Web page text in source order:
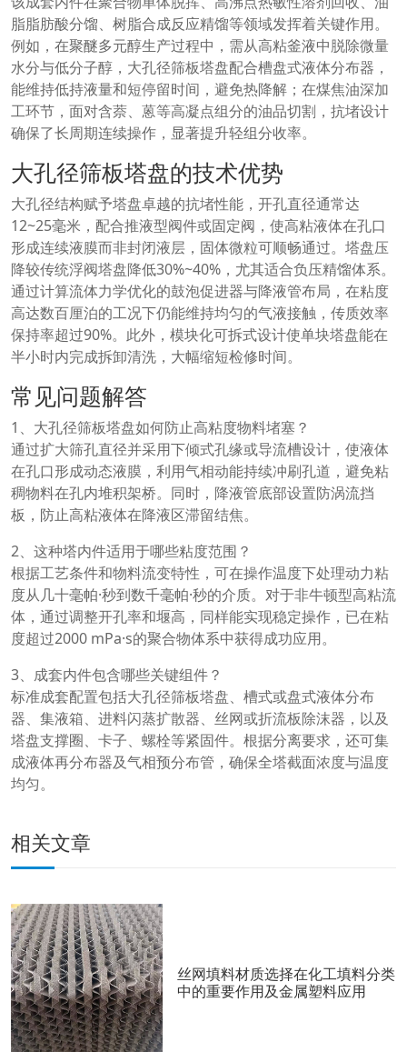
脂脂肪酸分馏、树脂合成反应精馏等领域发挥着关键作用。
例如，在聚醚多元醇生产过程中，需从高粘釜液中脱除微量
水分与低分子醇，大孔径筛板塔盘配合槽盘式液体分布器，
能维持低持液量和短停留时间，避免热降解；在煤焦油深加
工环节，面对含萘、蒽等高凝点组分的油品切割，抗堵设计
确保了长周期连续操作，显著提升轻组分收率。
大孔径筛板塔盘的技术优势
大孔径结构赋予塔盘卓越的抗堵性能，开孔直径通常达
12~25毫米，配合推液型阀件或固定阀，使高粘液体在孔口
形成连续液膜而非封闭液层，固体微粒可顺畅通过。塔盘压
降较传统浮阀塔盘降低30%~40%，尤其适合负压精馏体系。
通过计算流体力学优化的鼓泡促进器与降液管布局，在粘度
高达数百厘泊的工况下仍能维持均匀的气液接触，传质效率
保持率超过90%。此外，模块化可拆式设计使单块塔盘能在
半小时内完成拆卸清洗，大幅缩短检修时间。
常见问题解答
1、大孔径筛板塔盘如何防止高粘度物料堵塞？
通过扩大筛孔直径并采用下倾式孔缘或导流槽设计，使液体
在孔口形成动态液膜，利用气相动能持续冲刷孔道，避免粘
稠物料在孔内堆积架桥。同时，降液管底部设置防涡流挡
板，防止高粘液体在降液区滞留结焦。
2、这种塔内件适用于哪些粘度范围？
根据工艺条件和物料流变特性，可在操作温度下处理动力粘
度从几十毫帕·秒到数千毫帕·秒的介质。对于非牛顿型高粘流
体，通过调整开孔率和堰高，同样能实现稳定操作，已在粘
度超过2000 mPa·s的聚合物体系中获得成功应用。
3、成套内件包含哪些关键组件？
标准成套配置包括大孔径筛板塔盘、槽式或盘式液体分布
器、集液箱、进料闪蒸扩散器、丝网或折流板除沫器，以及
塔盘支撑圈、卡子、螺栓等紧固件。根据分离要求，还可集
成液体再分布器及气相预分布管，确保全塔截面浓度与温度
均匀。
相关文章
丝网填料材质选择在化工填料分类
中的重要作用及金属塑料应用